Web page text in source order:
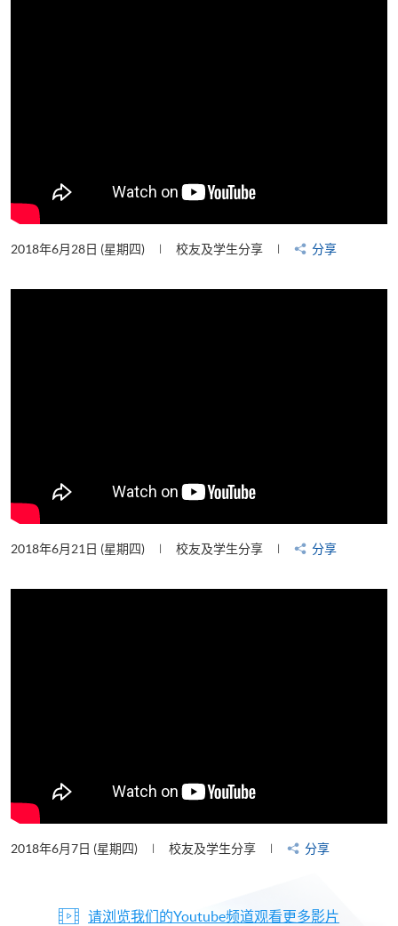
2018年6月28日 (星期四) 校友及学生分享 分享
2018年6月21日 (星期四) 校友及学生分享 分享
2018年6月7日 (星期四) 校友及学生分享 分享
请浏览我们的Youtube频道观看更多影片